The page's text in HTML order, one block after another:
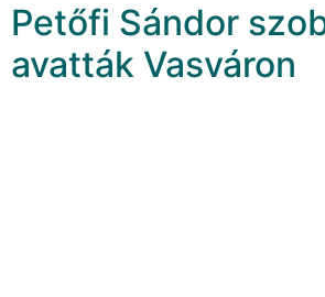
Petőfi Sándor
avatták Vasváron